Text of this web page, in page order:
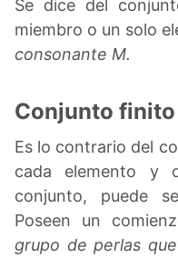
Se dice del
miembro o un solo
consonante M.
Conjunto finito
Es lo contrario del
cada elemento y
conjunto, puede
Poseen un
grupo de perlas